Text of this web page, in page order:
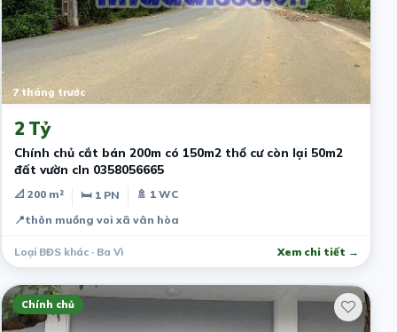
7 tháng trước
2 Tỷ
Chính chủ cắt bán 200m có 150m2 thổ cư còn lại 50m2
đất vườn cln 0358056665
📐 200 m² 🛏 1 PN
🚿 1 WC
📍thôn muồng voi xã vân hòa
Loại BĐS khác · Ba Vì Xem chi tiết →
Chính chủ